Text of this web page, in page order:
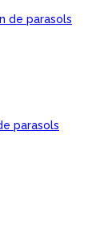
parasols